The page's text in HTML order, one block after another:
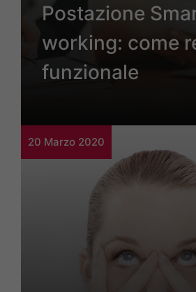
Postazione
working: come
funzionale
20 Marzo 2020